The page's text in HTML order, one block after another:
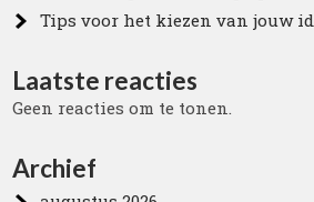
Tips voor het kiezen van jouw
Laatste reacties
Geen reacties om te tonen.
Archief